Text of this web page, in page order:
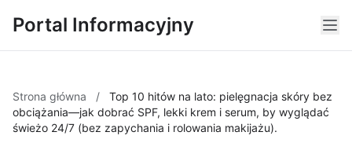
Portal Informacyjny
Strona główna /
Top 10 hitów na lato: pielęgnacja skóry bez
obciążania—jak dobrać SPF, lekki krem i serum, by wyglądać
świeżo 24/7 (bez zapychania i rolowania makijażu).